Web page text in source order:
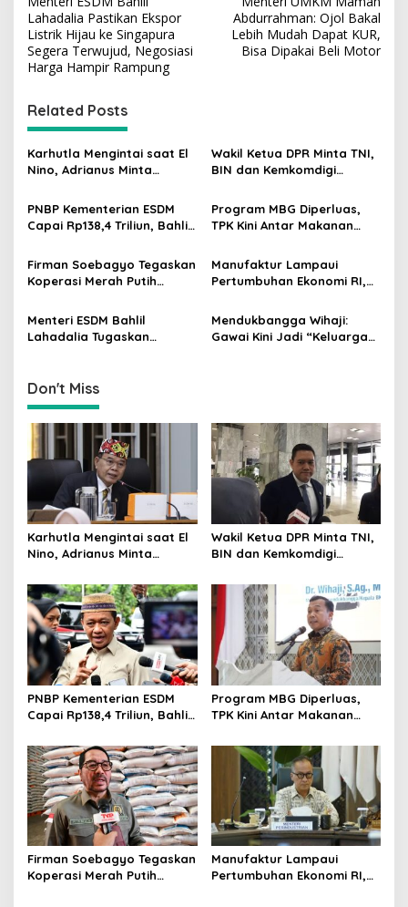
o
s
t
a
v
i
a
i
n
Lahadalia Pastikan Ekspor
Listrik Hijau ke Singapura
Segera Terwujud, Negosiasi
Harga Hampir Rampung
Abdurrahman: Ojol Bakal
Lebih Mudah Dapat KUR,
Bisa Dipakai Beli Motor
Related Posts
Karhutla Mengintai saat El
Nino, Adrianus Minta
Bergerak Lebih Serius
Wakil Ketua DPR Minta TNI,
BIN dan Kemkomdigi
Tangkal Disinformasi
PNBP Kementerian ESDM
Capai Rp138,4 Triliun, Bahlil
Akuntabilitas
Program MBG Diperluas,
TPK Kini Antar Makanan
Balita
Firman Soebagyo Tegaskan
Koperasi Merah Putih
Distributor Pupuk
Bersubsidi
Manufaktur Lampaui
Pertumbuhan Ekonomi RI,
Soroti Keberhasilan
Industrialisasi
Menteri ESDM Bahlil
Lahadalia Tugaskan
Pengawasan Kualitas BBM
Mendukbangga Wihaji:
Gawai Kini Jadi “Keluarga
Don't Miss
Karhutla Mengintai saat El
Nino, Adrianus Minta
Bergerak Lebih Serius
Wakil Ketua DPR Minta TNI,
BIN dan Kemkomdigi
Tangkal Disinformasi
PNBP Kementerian ESDM
Capai Rp138,4 Triliun, Bahlil
Akuntabilitas
Program MBG Diperluas,
TPK Kini Antar Makanan
Balita
Firman Soebagyo Tegaskan
Koperasi Merah Putih
Manufaktur Lampaui
Pertumbuhan Ekonomi RI,